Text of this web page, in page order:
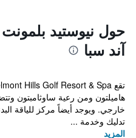
حول نيوستيد
آند سبا
هاميلتون ومن رعية ساوثامبتون
خارجي. ويوجد أيضاً مركز للياقة
تدليك وخدمة ...
المزيد